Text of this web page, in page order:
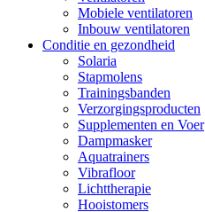
Mobiele ventilatoren
Inbouw ventilatoren
Conditie en gezondheid
Solaria
Stapmolens
Trainingsbanden
Verzorgingsproducten
Supplementen en Voer
Dampmasker
Aquatrainers
Vibrafloor
Lichttherapie
Hooistomers